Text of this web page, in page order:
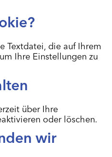
Textdatei, die auf Ihrem
Ihre Einstellungen zu
über Ihre
oder löschen.
wir